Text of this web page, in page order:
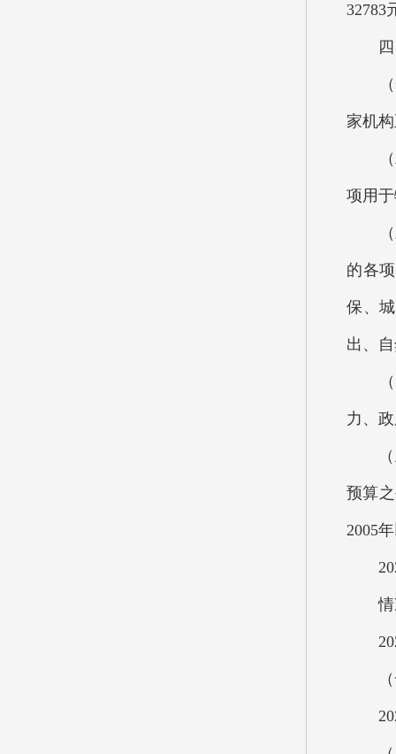
32783
四
（一
家机
（二
项用
（三
的各
保、
出、
（四
力、
（五
预算
2005
情
2020
（一
2020